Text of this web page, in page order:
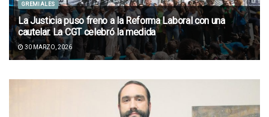
GREMIALES
La Justicia puso freno a la Reforma Laboral con una
cautelar. La CGT celebró la medida
30 MARZO, 2026